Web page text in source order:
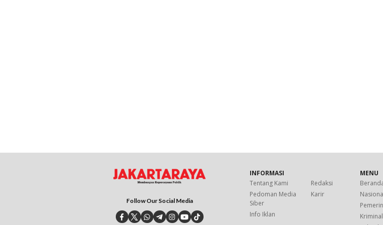
Follow Our Social Media
INFORMASI
Tentang Kami
Redaksi
Pedoman Media
Siber
Karir
Info Iklan
MENU
Kriminal